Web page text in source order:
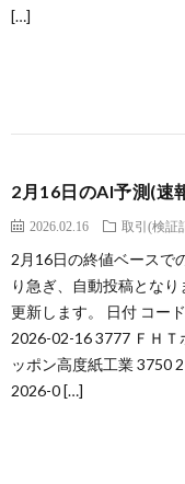
[…]
2月16日のAI予測(速
2026.02.16 取引(検証
2月16日の終値ベースで
り急ぎ、自動投稿とな
更新します。 日付 コー
2026-02-16 3777 ＦＨＴ
ッポン高度紙工業 3750
2026-0 […]